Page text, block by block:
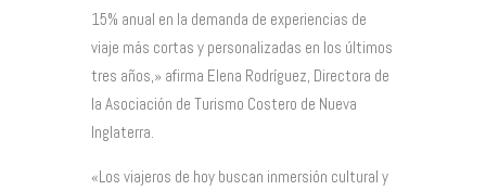
15% anual en la demanda de experiencias de
viaje más cortas y personalizadas en los últimos
tres años,» afirma Elena Rodríguez, Directora de
la Asociación de Turismo Costero de Nueva
Inglaterra.
«Los viajeros de hoy buscan inmersión cultural y